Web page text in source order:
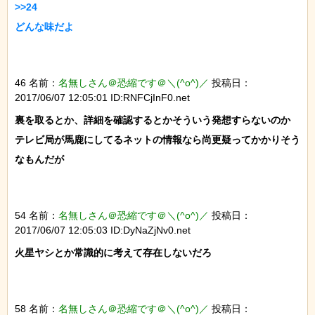
>>24
どんな味だよ
46 名前： 名無しさん＠恐縮です＠＼(^o^)／ 投稿日：
2017/06/07 12:05:01 ID:RNFCjInF0.net
裏を取るとか、詳細を確認するとかそういう発想すらないのか
テレビ局が馬鹿にしてるネットの情報なら尚更疑ってかかりそう
なもんだが
54 名前： 名無しさん＠恐縮です＠＼(^o^)／ 投稿日：
2017/06/07 12:05:03 ID:DyNaZjNv0.net
火星ヤシとか常識的に考えて存在しないだろ
58 名前： 名無しさん＠恐縮です＠＼(^o^)／ 投稿日：